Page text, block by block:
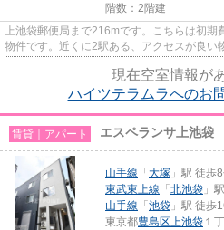
階数：2階建
上池袋郵便局まで216mです。こちらは初
物件です。近くに2駅ある、アクセスが良い
現在空室情報が
ハイツテラムラへのお
賃貸｜アパート エスペランサ上池袋
山手線 「 大塚 」駅 徒歩
東武東上線 「 北池袋 」
山手線 「 池袋 」駅 徒歩
東京都豊島区上池袋 １